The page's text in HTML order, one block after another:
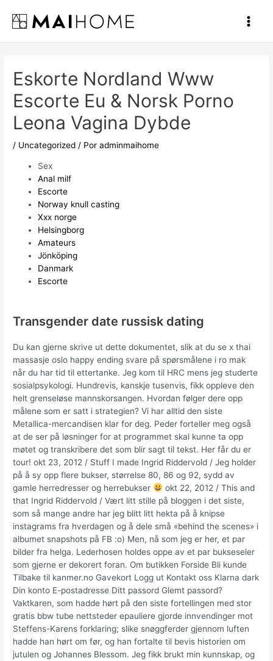
contenido
Main
Eskorte Nordland Www
Escorte Eu & Norsk Porno
Leona Vagina Dybde
/ Uncategorized / Poradminmaihome
Sex
Anal milf
Escorte
Norway knull casting
Xxx norge
Helsingborg
Amateurs
Jönköping
Danmark
Escorte
Transgender date russisk dating
Du kan gjerne skrive ut dette dokumentet, slik at du se x thai
massasje oslo happy ending svare på spørsmålene i ro mak
når du har tid til ettertanke. Jeg kom til HRC mens jeg studerte
sosialpsykologi. Hundrevis, kanskje tusenvis, fikk oppleve den
helt grenseløse mannskorsangen. Hvordan følger dere opp
målene som er satt i strategien? Vi har alltid den siste
Metallica-mercandisen klar for deg. Peder forteller meg også
at de ser på løsninger for at programmet skal kunne ta opp
møtet og transkribere det som blir sagt til tekst. Her får du er
tour! okt 23, 2012 / Stuff I made Ingrid Riddervold / Jeg holder
på å sy opp flere bukser, størrelse 80, 86 og 92, sydd av
gamle herredresser og herrebukser
okt 22, 2012 / This and
that Ingrid Riddervold / Vært litt stille på bloggen i det siste,
som så mange andre har jeg blitt litt hekta på å knipse
instagrams fra hverdagen og å dele små «behind the scenes» i
albumet snapshots på FB :o) Men, nå som jeg er her, et par
bilder fra helga. Lederhosen holdes oppe av et par bukseseler
som gjerne er dekorert foran. Om butikken Forside Bli kunde
Tilbake til kanmer.no Gavekort Logg ut Kontakt oss Klarna dark
Din konto E-postadresse Ditt passord Glemt passord?
Vaktkaren, som hadde hørt på den siste fortellingen med stor
gratis bbw tube nettsteder epauliere gjorde innvendinger mot
Steffens-Karens forklaring; slike snøggferder gjennom luften
hadde han hørt om før, og han fortalte til bevis historien om
jutulen og Johannes Blessom. Jeg fikk brukt min kunnskap, og